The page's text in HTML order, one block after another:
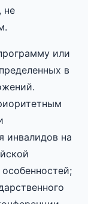
не
или
в
инвалидов на